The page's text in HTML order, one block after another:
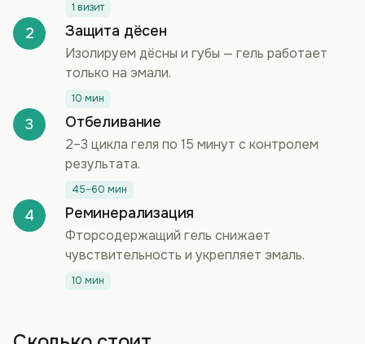
1 визит
2 Защита дёсен
Изолируем дёсны и губы — гель работает
только на эмали.
10 мин
3 Отбеливание
2–3 цикла геля по 15 минут с контролем
результата.
45–60 мин
4 Реминерализация
Фторсодержащий гель снижает
чувствительность и укрепляет эмаль.
10 мин